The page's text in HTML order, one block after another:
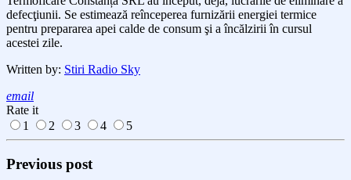
defecţiunii. Se estimează reînceperea furnizării energiei termice
pentru prepararea apei calde de consum şi a încălzirii în cursul
acestei zile.
Written by: Stiri Radio Sky
email
Rate it
1
2 3 4 5
Previous post